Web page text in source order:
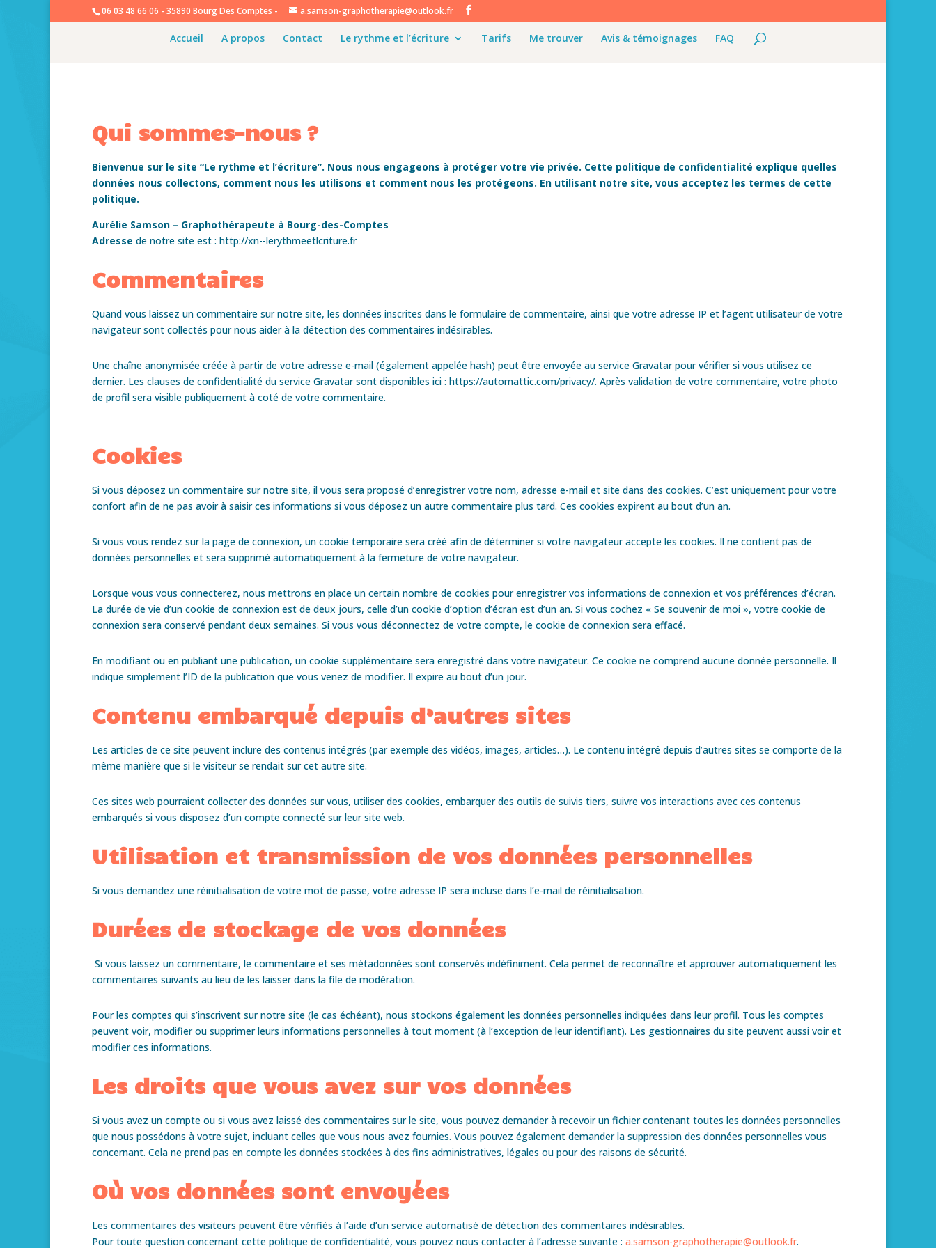
06 03 48 66 06 - 35890 Bourg Des Comptes - a.samson-graphotherapie@outlook.fr
Accueil A propos Contact Le rythme et l’écriture Tarifs Me trouver Avis & témoignages FAQ
Qui sommes-nous ?
Bienvenue sur le site “Le rythme et l’écriture”. Nous nous engageons à protéger votre vie privée. Cette politique de confidentialité explique quelles
données nous collectons, comment nous les utilisons et comment nous les protégeons. En utilisant notre site, vous acceptez les termes de cette
politique.
Aurélie Samson – Graphothérapeute à Bourg-des-Comptes
Adresse de notre site est : http://xn--lerythmeetlcriture.fr
Commentaires
Quand vous laissez un commentaire sur notre site, les données inscrites dans le formulaire de commentaire, ainsi que votre adresse IP et l’agent utilisateur de votre
navigateur sont collectés pour nous aider à la détection des commentaires indésirables.
Une chaîne anonymisée créée à partir de votre adresse e-mail (également appelée hash) peut être envoyée au service Gravatar pour vérifier si vous utilisez ce
dernier. Les clauses de confidentialité du service Gravatar sont disponibles ici : https://automattic.com/privacy/. Après validation de votre commentaire, votre photo
de profil sera visible publiquement à coté de votre commentaire.
Cookies
Si vous déposez un commentaire sur notre site, il vous sera proposé d’enregistrer votre nom, adresse e-mail et site dans des cookies. C’est uniquement pour votre
confort afin de ne pas avoir à saisir ces informations si vous déposez un autre commentaire plus tard. Ces cookies expirent au bout d’un an.
Si vous vous rendez sur la page de connexion, un cookie temporaire sera créé afin de déterminer si votre navigateur accepte les cookies. Il ne contient pas de
données personnelles et sera supprimé automatiquement à la fermeture de votre navigateur.
Lorsque vous vous connecterez, nous mettrons en place un certain nombre de cookies pour enregistrer vos informations de connexion et vos préférences d’écran.
La durée de vie d’un cookie de connexion est de deux jours, celle d’un cookie d’option d’écran est d’un an. Si vous cochez « Se souvenir de moi », votre cookie de
connexion sera conservé pendant deux semaines. Si vous vous déconnectez de votre compte, le cookie de connexion sera effacé.
En modifiant ou en publiant une publication, un cookie supplémentaire sera enregistré dans votre navigateur. Ce cookie ne comprend aucune donnée personnelle. Il
indique simplement l’ID de la publication que vous venez de modifier. Il expire au bout d’un jour.
Contenu embarqué depuis d’autres sites
Les articles de ce site peuvent inclure des contenus intégrés (par exemple des vidéos, images, articles…). Le contenu intégré depuis d’autres sites se comporte de la
même manière que si le visiteur se rendait sur cet autre site.
Ces sites web pourraient collecter des données sur vous, utiliser des cookies, embarquer des outils de suivis tiers, suivre vos interactions avec ces contenus
embarqués si vous disposez d’un compte connecté sur leur site web.
Utilisation et transmission de vos données personnelles
Si vous demandez une réinitialisation de votre mot de passe, votre adresse IP sera incluse dans l’e-mail de réinitialisation.
Durées de stockage de vos données
Si vous laissez un commentaire, le commentaire et ses métadonnées sont conservés indéfiniment. Cela permet de reconnaître et approuver automatiquement les
commentaires suivants au lieu de les laisser dans la file de modération.
Pour les comptes qui s’inscrivent sur notre site (le cas échéant), nous stockons également les données personnelles indiquées dans leur profil. Tous les comptes
peuvent voir, modifier ou supprimer leurs informations personnelles à tout moment (à l’exception de leur identifiant). Les gestionnaires du site peuvent aussi voir et
modifier ces informations.
Les droits que vous avez sur vos données
Si vous avez un compte ou si vous avez laissé des commentaires sur le site, vous pouvez demander à recevoir un fichier contenant toutes les données personnelles
que nous possédons à votre sujet, incluant celles que vous nous avez fournies. Vous pouvez également demander la suppression des données personnelles vous
concernant. Cela ne prend pas en compte les données stockées à des fins administratives, légales ou pour des raisons de sécurité.
Où vos données sont envoyées
Les commentaires des visiteurs peuvent être vérifiés à l’aide d’un service automatisé de détection des commentaires indésirables.
Pour toute question concernant cette politique de confidentialité, vous pouvez nous contacter à l’adresse suivante : a.samson-graphotherapie@outlook.fr.